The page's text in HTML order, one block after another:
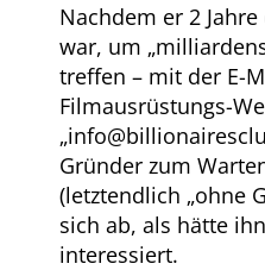
Nachdem er 2
war, um
treffen – mit der E-
Filmausrüstungs-
Gründer zum
(letztendlich ohne
sich ab, als hätte
interessiert.